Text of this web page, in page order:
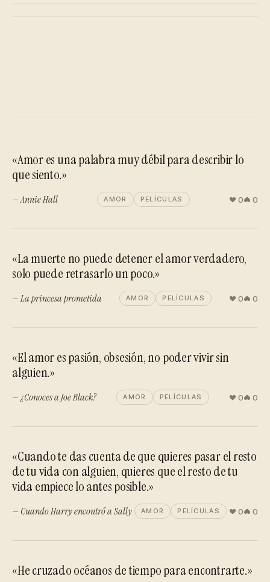
«Amor es una palabra muy débil para describir lo
que siento.»
— Annie Hall AMOR PELÍCULAS 0 0
«La muerte no puede detener el amor verdadero,
solo puede retrasarlo un poco.»
— La princesa prometida AMOR PELÍCULAS 0 0
«El amor es pasión, obsesión, no poder vivir sin
alguien.»
— ¿Conoces a Joe Black? AMOR PELÍCULAS 0 0
«Cuando te das cuenta de que quieres pasar el resto
de tu vida con alguien, quieres que el resto de tu
vida empiece lo antes posible.»
— Cuando Harry encontró a Sally AMOR PELÍCULAS 0 0
«He cruzado océanos de tiempo para encontrarte.»